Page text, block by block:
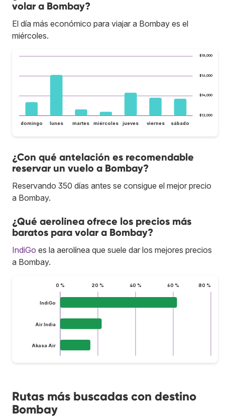
volar a Bombay?
El día más económico para viajar a Bombay es el
miércoles.
$12,000
$14,000
$16,000
$18,000
domingo lunes martes miércoles jueves viernes sábado
¿Con qué antelación es recomendable
reservar un vuelo a Bombay?
Reservando 350 días antes se consigue el mejor precio
a Bombay.
¿Qué aerolínea ofrece los precios más
baratos para volar a Bombay?
IndiGo es la aerolínea que suele dar los mejores precios
a Bombay.
0 % 20 % 40 % 60 % 80 %
IndiGo
Air India
Akasa Air
Rutas más buscadas con destino
Bombay